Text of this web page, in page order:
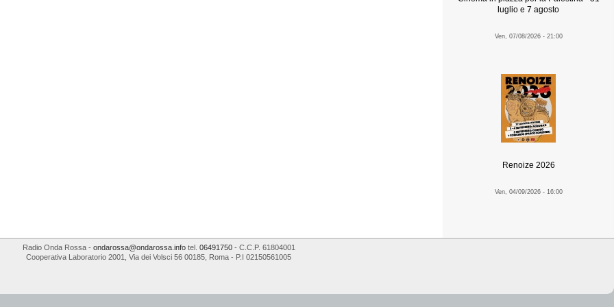
luglio e 7 agosto
Ven, 07/08/2026 - 21:00
Renoize 2026
Ven, 04/09/2026 - 16:00
Radio Onda Rossa- ondarossa@ondarossa.infotel. 06491750- C.C.P. 61804001
Cooperativa Laboratorio 2001
Via dei Volsci 56 00185 Roma - P.I 02150561005